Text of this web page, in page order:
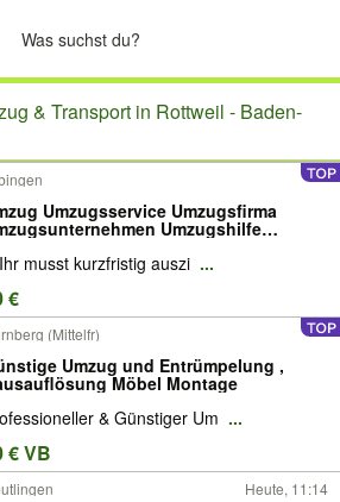
& Transport in Rottweil - Baden-
Umzugsservice Umzugsfirma
Umzugshilfe
Montage, Transport, Möbel -
service, furniture, transportation,
musst kurzfristig auszi ...
€
(Mittelfr)
Umzug und Entrümpelung ,
Möbel Montage
& Günstiger Um ...
€ VB
Heute, 11:14